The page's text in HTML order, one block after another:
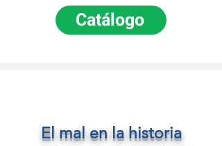
Catálogo
El mal en la historia